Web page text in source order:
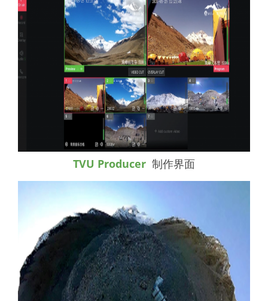
TVU Producer 制作界面